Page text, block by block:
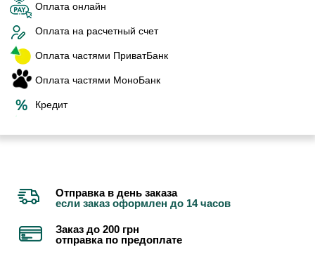
Оплата онлайн
Оплата на расчетный счет
Оплата частями ПриватБанк
Оплата частями МоноБанк
Кредит
Отправка в день заказа
если заказ оформлен до 14 часов
Заказ до 200 грн
отправка по предоплате